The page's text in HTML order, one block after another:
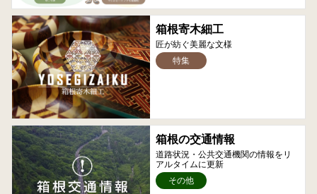
箱根寄木細工
匠が紡ぐ美麗な文様
特集
箱根の交通情報
道路状況・公共交通機関の情報をリ
アルタイムに更新
その他